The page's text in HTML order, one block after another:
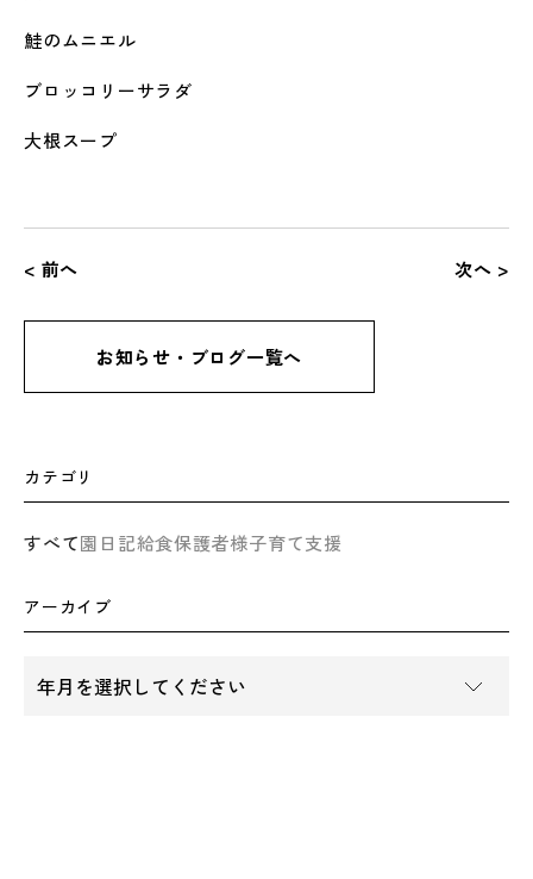
鮭のムニエル
ブロッコリーサラダ
大根スープ
< 前へ 次へ >
お知らせ・ブログ一覧へ
カテゴリ
すべて園日記給食保護者様子育て支援
アーカイブ